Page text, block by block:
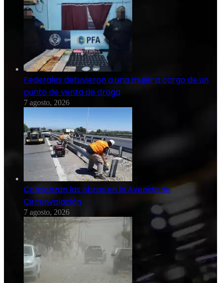
Federales detuvieron a una mujer a cargo de un
punto de venta de droga
7 agosto, 2026
Comienzan las obras en la Avenida de
Circunvalación
7 agosto, 2026